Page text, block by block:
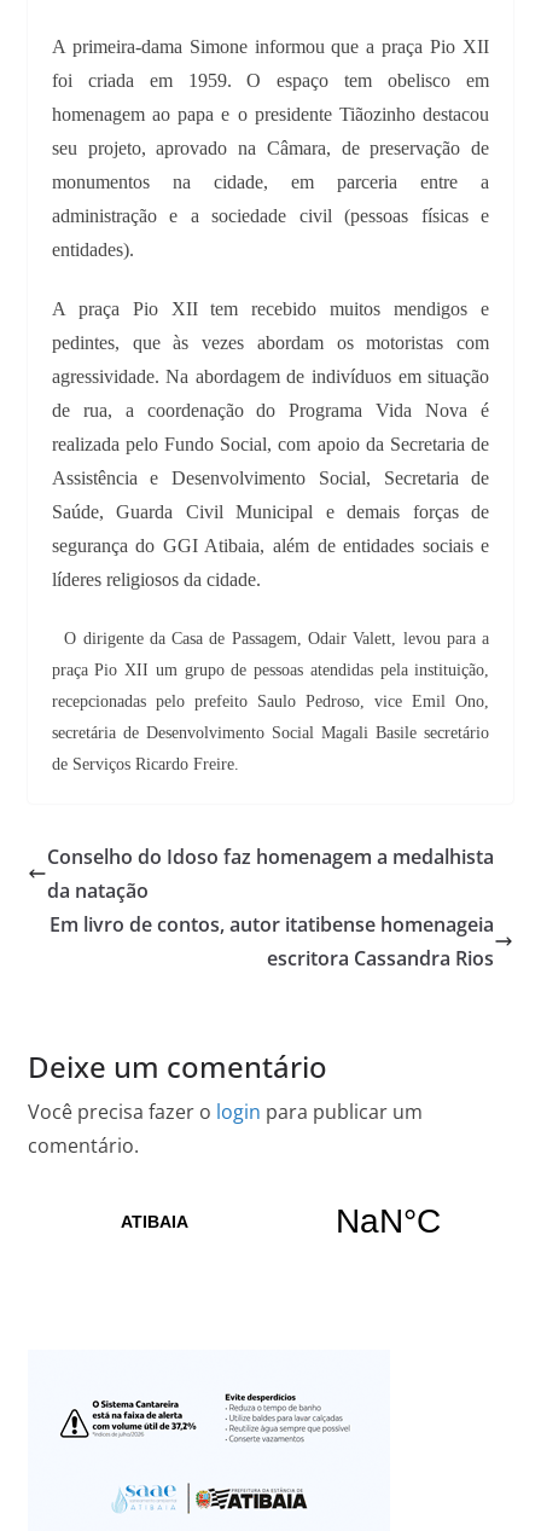
A primeira-dama Simone informou que a praça Pio XII
foi criada em 1959. O espaço tem obelisco em
homenagem ao papa e o presidente Tiãozinho destacou
seu projeto, aprovado na Câmara, de preservação de
monumentos na cidade, em parceria entre a
administração e a sociedade civil (pessoas físicas e
entidades).
A praça Pio XII tem recebido muitos mendigos e
pedintes, que às vezes abordam os motoristas com
agressividade. Na abordagem de indivíduos em situação
de rua, a coordenação do Programa Vida Nova é
realizada pelo Fundo Social, com apoio da Secretaria de
Assistência e Desenvolvimento Social, Secretaria de
Saúde, Guarda Civil Municipal e demais forças de
segurança do GGI Atibaia, além de entidades sociais e
líderes religiosos da cidade.
O dirigente da Casa de Passagem, Odair Valett, levou para a
praça Pio XII um grupo de pessoas atendidas pela instituição,
recepcionadas pelo prefeito Saulo Pedroso, vice Emil Ono,
secretária de Desenvolvimento Social Magali Basile secretário
de Serviços Ricardo Freire.
Conselho do Idoso faz homenagem a medalhista
da natação
Em livro de contos, autor itatibense homenageia
escritora Cassandra Rios
Deixe um comentário
Você precisa fazer o login para publicar um
comentário.